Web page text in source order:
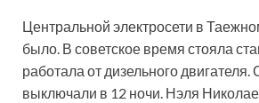
Центральной электросети в
было. В советское время стояла
работала от дизельного двигателя.
выключали в 12 ночи. Нэля